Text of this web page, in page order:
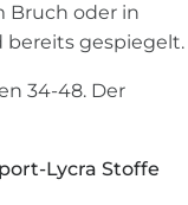
Bruch oder in
bereits gespiegelt.
34-48. Der
Lycra Stoffe